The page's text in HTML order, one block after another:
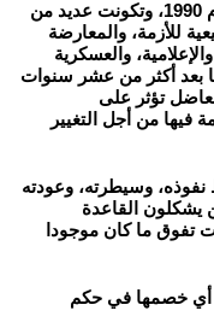
1. نشطت المعارضة العراقية عمليا بعد عام 1990، وتكونت عديد من
للأزمة، والمعارضة
والعسكرية
بعد أكثر من عشر سنوات
تؤثر على
فيها من أجل التغيير
وسيطرته، وعودته
يشكلون القاعدة
تفوق ما كان موجودا
أي خصمها في حكم